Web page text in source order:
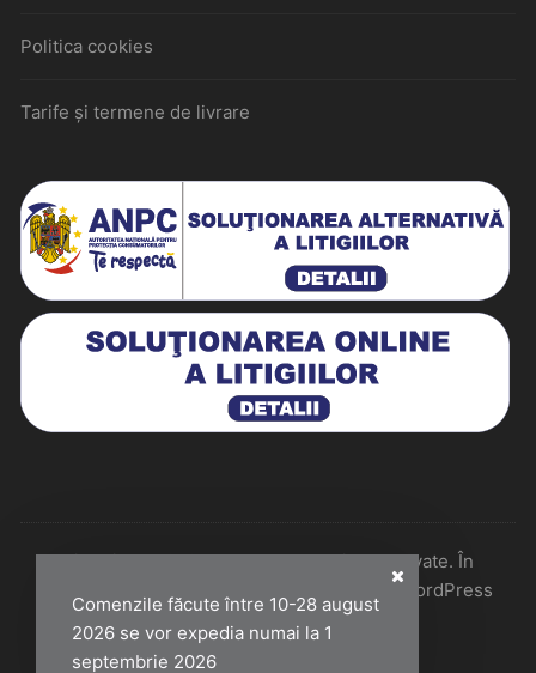
Comenzile făcute între 10-28 august
2026 se vor expedia numai la 1
septembrie 2026
Politica cookies
Tarife și termene de livrare
Historiarum 2026 - Toate drepturile rezervate. În
colaborare cu Perfect Pixel & Mentenanță WordPress